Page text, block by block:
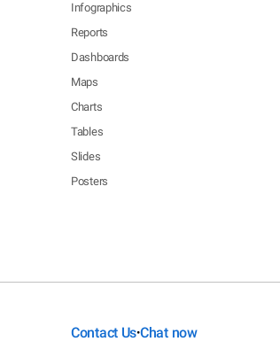
Infographics
Reports
Dashboards
Maps
Charts
Tables
Slides
Posters
Contact Us•Chat now